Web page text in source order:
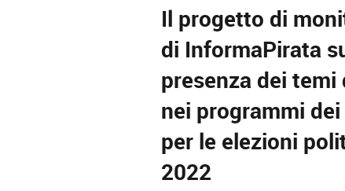
Il progetto di
di InformaPirata
presenza dei
nei programmi
per le elezioni
2022